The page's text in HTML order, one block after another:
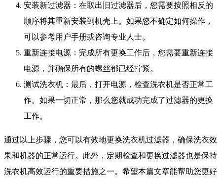
安装新过滤器：在取出旧过滤器后，您需要按照相反的
顺序将其重新安装到机壳上。如果您不确定如何操作，
可以参考用户手册或咨询专业人士。
重新连接电源：完成所有更换工作后，您需要重新连接
电源，并确保所有的螺丝都已经拧紧。
测试洗衣机：最后，打开电源，检查洗衣机是否正常工
作。如果一切正常，那么您就成功完成了过滤器的更换
工作。
通过以上步骤，您可以有效地更换洗衣机过滤器，确保洗衣效
果和机器的正常运行。此外，定期检查和更换过滤器也是保持
洗衣机高效运行的重要措施之一。希望本篇文章能帮助您更好